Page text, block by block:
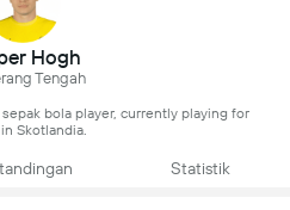
Hogh
Tengah
bola player, currently playing for
Skotlandia.
Statistik